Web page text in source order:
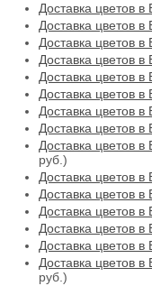
Доставка цветов в
Доставка цветов в
Доставка цветов в
Доставка цветов
Доставка цветов
Доставка цветов
Доставка цветов
Доставка цветов
Доставка цветов
руб.)
Доставка цветов в
Доставка цветов в
Доставка цветов в
Доставка цветов в
Доставка цветов в
Доставка цветов в
руб.)